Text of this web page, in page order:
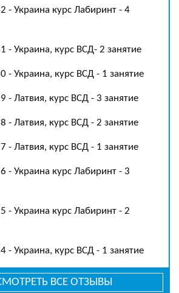
- Украина курс Лабиринт - 4
- Украина, курс ВСД- 2 занятие
Украина, курс ВСД - 1 занятие
Латвия, курс ВСД - 3 занятие
Латвия, курс ВСД - 2 занятие
Латвия, курс ВСД - 1 занятие
- Украина курс Лабиринт - 3
- Украина курс Лабиринт - 2
Украина, курс ВСД - 1 занятие
ВСЕ ОТЗЫВЫ